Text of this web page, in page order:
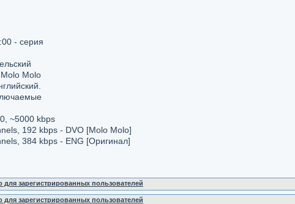
- серия
Molo Molo
~5000 kbps
192 kbps - DVO [Molo Molo]
384 kbps - ENG [Оригинал]
для зарегистрированных пользователей
для зарегистрированных пользователей